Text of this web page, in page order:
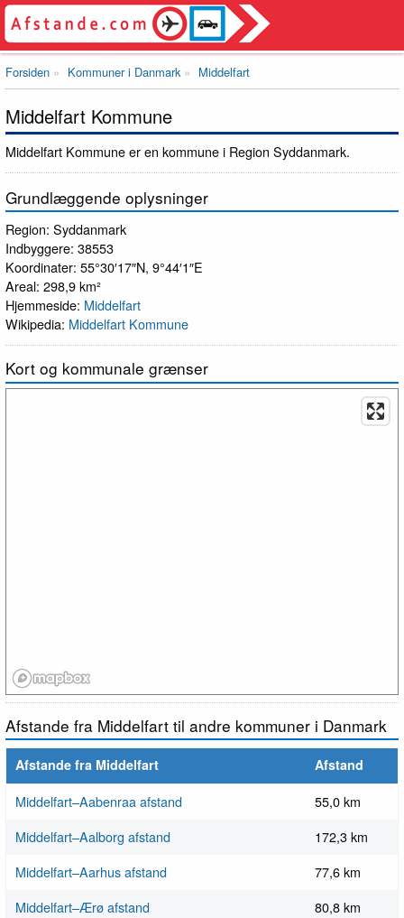
Forsiden Kommuner i Danmark Middelfart
Middelfart Kommune
Middelfart Kommune er en kommune i Region Syddanmark.
Grundlæggende oplysninger
Region: Syddanmark
Indbyggere: 38553
Koordinater: 55°30′17″N, 9°44′1″E
Areal: 298,9 km²
Hjemmeside: Middelfart
Wikipedia: Middelfart Kommune
Kort og kommunale grænser
Afstande fra Middelfart til andre kommuner i Danmark
Afstande fra Middelfart Afstand
Middelfart–Aabenraa afstand
55,0 km
Middelfart–Aalborg afstand
172,3 km
Middelfart–Aarhus afstand
77,6 km
Middelfart–Ærø afstand
80,8 km